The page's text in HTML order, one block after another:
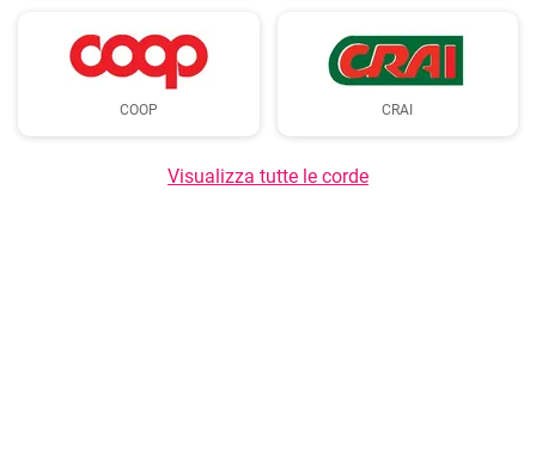
COOP CRAI
Visualizza tutte le corde